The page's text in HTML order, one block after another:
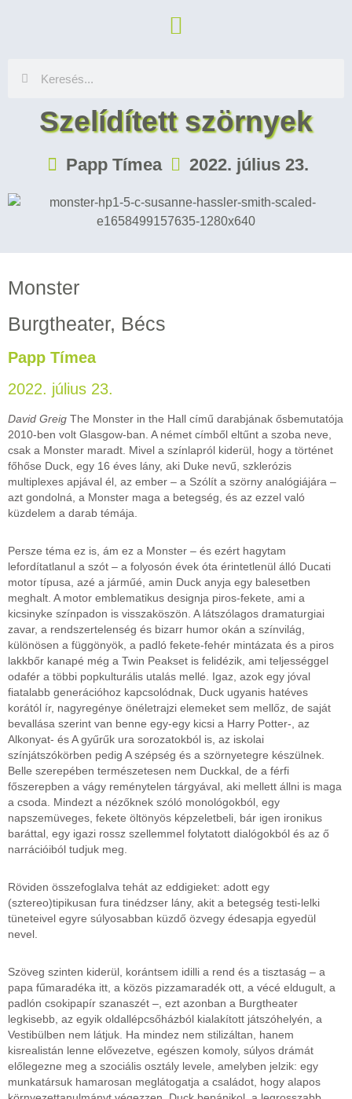
Szelídített szörnyek
Papp Tímea 2022. július 23.
Monster
Burgtheater, Bécs
Papp Tímea
2022. július 23.
David Greig The Monster in the Hall című darabjának ősbemutatója
2010-ben volt Glasgow-ban. A német címből eltűnt a szoba neve,
csak a Monster maradt. Mivel a színlapról kiderül, hogy a történet
főhőse Duck, egy 16 éves lány, aki Duke nevű, szklerózis
multiplexes apjával él, az ember – a Szólít a szörny analógiájára –
azt gondolná, a Monster maga a betegség, és az ezzel való
küzdelem a darab témája.
Persze téma ez is, ám ez a Monster – és ezért hagytam
lefordítatlanul a szót – a folyosón évek óta érintetlenül álló Ducati
motor típusa, azé a járműé, amin Duck anyja egy balesetben
meghalt. A motor emblematikus designja piros-fekete, ami a
kicsinyke színpadon is visszaköszön. A látszólagos dramaturgiai
zavar, a rendszertelenség és bizarr humor okán a színvilág,
különösen a függönyök, a padló fekete-fehér mintázata és a piros
lakkbőr kanapé még a Twin Peakset is felidézik, ami teljességgel
odafér a többi popkulturális utalás mellé. Igaz, azok egy jóval
fiatalabb generációhoz kapcsolódnak, Duck ugyanis hatéves
korától ír, nagyregénye önéletrajzi elemeket sem mellőz, de saját
bevallása szerint van benne egy-egy kicsi a Harry Potter-, az
Alkonyat- és A gyűrűk ura sorozatokból is, az iskolai
színjátszókörben pedig A szépség és a szörnyetegre készülnek.
Belle szerepében természetesen nem Duckkal, de a férfi
főszerepben a vágy reménytelen tárgyával, aki mellett állni is maga
a csoda. Mindezt a nézőknek szóló monológokból, egy
napszemüveges, fekete öltönyös képzeletbeli, bár igen ironikus
baráttal, egy igazi rossz szellemmel folytatott dialógokból és az ő
narrációiból tudjuk meg.
Röviden összefoglalva tehát az eddigieket: adott egy
(sztereo)tipikusan fura tinédzser lány, akit a betegség testi-lelki
tüneteivel egyre súlyosabban küzdő özvegy édesapja egyedül
nevel.
Szöveg szinten kiderül, korántsem idilli a rend és a tisztaság – a
papa fűmaradéka itt, a közös pizzamaradék ott, a vécé eldugult, a
padlón csokipapír szanaszét –, ezt azonban a Burgtheater
legkisebb, az egyik oldallépcsőházból kialakított játszóhelyén, a
Vestibülben nem látjuk. Ha mindez nem stilizáltan, hanem
kisrealistán lenne elővezetve, egészen komoly, súlyos drámát
előlegezne meg a szociális osztály levele, amelyben jelzik: egy
munkatársuk hamarosan meglátogatja a családot, hogy alapos